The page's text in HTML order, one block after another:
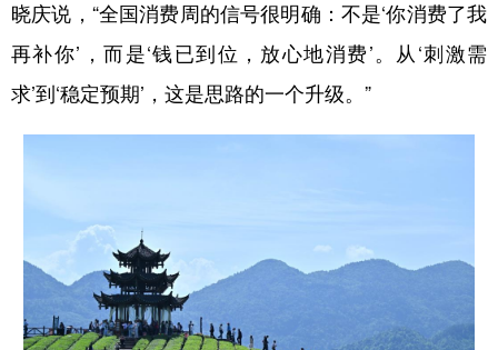
晓庆说，“全国消费周的信号很明确：不是‘你消费了我
再补你’，而是‘钱已到位，放心地消费’。从‘刺激需
求’到‘稳定预期’，这是思路的一个升级。”